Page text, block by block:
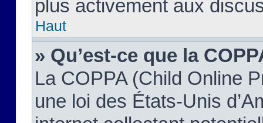
plus activement aux
Haut
» Qu’est-ce que la
La COPPA (Child Online
une loi des États-Unis